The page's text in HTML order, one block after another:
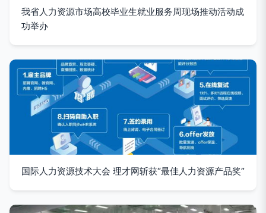
我省人力资源市场高校毕业生就业服务周现场推动活动成
功举办
国际人力资源技术大会 理才网斩获“最佳人力资源产品奖”